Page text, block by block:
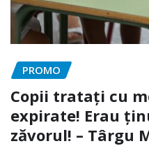
PROMO
Copii tratați cu
expirate! Erau
zăvorul! – Târgu